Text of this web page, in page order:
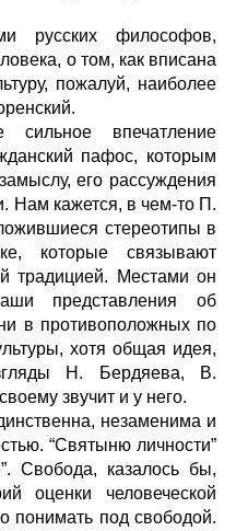
русских философов,
о том, как вписана
пожалуй, наиболее
сильное впечатление
пафос, которым
его рассуждения
Нам кажется, в чем-то П.
стереотипы в
которые связывают
традицией. Местами он
представления об
в противоположных по
хотя общая идея,
Н. Бердяева, В.
звучит и у него.
незаменима и
“Святыню личности”
Свобода, казалось бы,
оценки человеческой
понимать под свободой.